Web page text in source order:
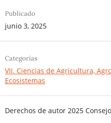
Publicado
junio 3, 2025
Categorías
VII. Ciencias de Agricultura,
Ecosistemas
Derechos de autor 2025